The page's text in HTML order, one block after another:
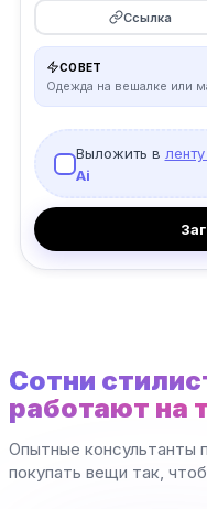
Ссылка
СОВЕТ
Одежда на вешалке или
Выложить в
Ai
Сотни
работают на
Опытные консультанты
покупать вещи так,